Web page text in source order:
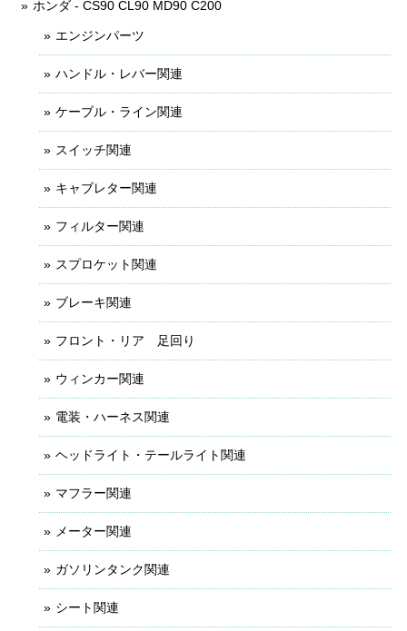
ホンダ - CS90 CL90 MD90 C200
エンジンパーツ
ハンドル・レバー関連
ケーブル・ライン関連
スイッチ関連
キャブレター関連
フィルター関連
スプロケット関連
ブレーキ関連
フロント・リア 足回り
ウィンカー関連
電装・ハーネス関連
ヘッドライト・テールライト関連
マフラー関連
メーター関連
ガソリンタンク関連
シート関連